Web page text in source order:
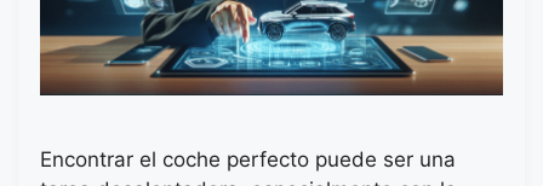
Encontrar el coche perfecto puede ser una